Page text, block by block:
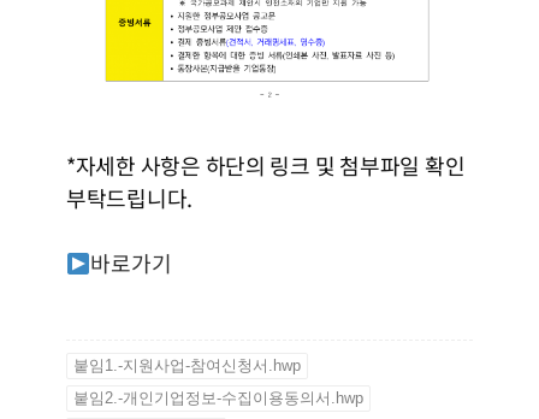
*자세한 사항은 하단의 링크 및 첨부파일 확인
부탁드립니다.
바로가기
붙임1.-지원사업-참여신청서.hwp
붙임2.-개인기업정보-수집이용동의서.hwp